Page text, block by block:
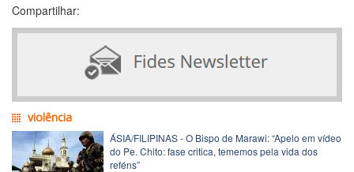
Compartilhar:
violência
ÁSIA/FILIPINAS - O Bispo de Marawi: “Apelo em vídeo
do Pe. Chito: fase critica, tememos pela vida dos
reféns”